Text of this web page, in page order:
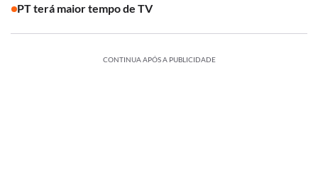
PT terá maior tempo de TV
CONTINUA APÓS A PUBLICIDADE